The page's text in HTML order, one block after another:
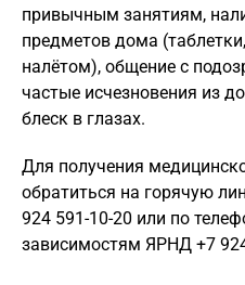
привычным занятиям,
предметов дома
налётом), общение с
частые исчезновения из
блеск в глазах.
Для получения
обратиться на горячую
924 591-10-20 или по
зависимостям ЯРНД +7